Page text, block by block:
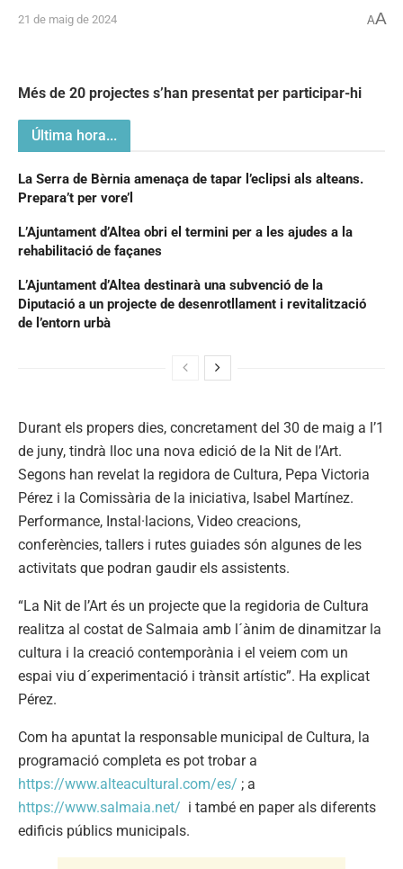
21 de maig de 2024 AA
Més de 20 projectes s’han presentat per participar-hi
Última hora...
La Serra de Bèrnia amenaça de tapar l’eclipsi als alteans.
Prepara’t per vore’l
L’Ajuntament d’Altea obri el termini per a les ajudes a la
rehabilitació de façanes
L’Ajuntament d’Altea destinarà una subvenció de la
Diputació a un projecte de desenrotllament i revitalització
de l’entorn urbà
Durant els propers dies, concretament del 30 de maig a l’1
de juny, tindrà lloc una nova edició de la Nit de l’Art.
Segons han revelat la regidora de Cultura, Pepa Victoria
Pérez i la Comissària de la iniciativa, Isabel Martínez.
Performance, Instal·lacions, Video creacions,
conferències, tallers i rutes guiades són algunes de les
activitats que podran gaudir els assistents.
“La Nit de l’Art és un projecte que la regidoria de Cultura
realitza al costat de Salmaia amb l´ànim de dinamitzar la
cultura i la creació contemporània i el veiem com un
espai viu d´experimentació i trànsit artístic”. Ha explicat
Pérez.
Com ha apuntat la responsable municipal de Cultura, la
programació completa es pot trobar a
https://www.alteacultural.com/es/ ; a
https://www.salmaia.net/ i també en paper als diferents
edificis públics municipals.